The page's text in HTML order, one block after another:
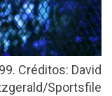
Créditos: David
Sportsfile